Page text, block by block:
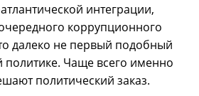
интеграции,
коррупционного
далеко не первый подобный
политике. Чаще всего именно
политический заказ.